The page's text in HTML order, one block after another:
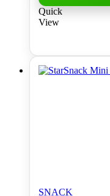
Quick
View
SNACK